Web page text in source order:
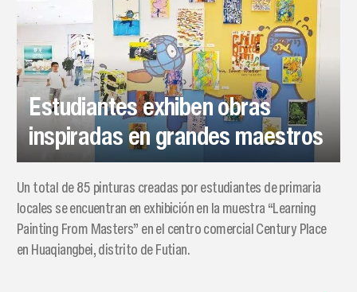
Estudiantes exhiben obras
inspiradas en grandes maestros
Un total de 85 pinturas creadas por estudiantes de primaria
locales se encuentran en exhibición en la muestra “Learning
Painting From Masters” en el centro comercial Century Place
en Huaqiangbei, distrito de Futian.